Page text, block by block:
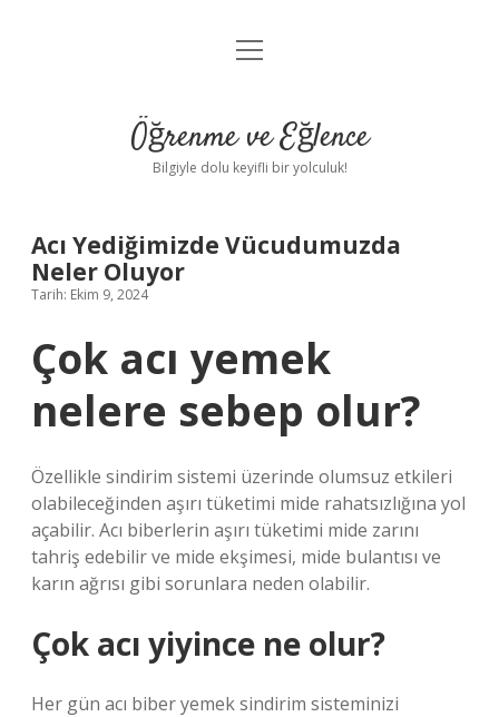
Anasayfa
Yasal Uyarı
menüyü
Öğrenme ve Eğlence
Bilgiyle dolu keyifli bir yolculuk!
Acı Yediğimizde Vücudumuzda
Neler Oluyor
Tarih: Ekim 9, 2024
Çok acı yemek
nelere sebep olur?
Özellikle sindirim sistemi üzerinde olumsuz etkileri
olabileceğinden aşırı tüketimi mide rahatsızlığına yol
açabilir. Acı biberlerin aşırı tüketimi mide zarını
tahriş edebilir ve mide ekşimesi, mide bulantısı ve
karın ağrısı gibi sorunlara neden olabilir.
Çok acı yiyince ne olur?
Her gün acı biber yemek sindirim sisteminizi